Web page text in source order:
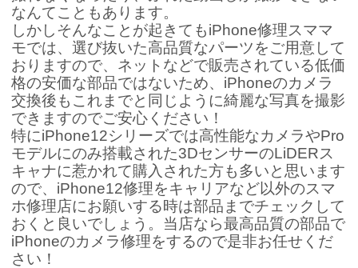
なんてこともあります。
しかしそんなことが起きてもiPhone修理スママ
モでは、選び抜いた高品質なパーツをご用意して
おりますので、ネットなどで販売されている低価
格の安価な部品ではないため、iPhoneのカメラ
交換後もこれまでと同じように綺麗な写真を撮影
できますのでご安心ください！
特にiPhone12シリーズでは高性能なカメラやPro
モデルにのみ搭載された3DセンサーのLiDERス
キャナに惹かれて購入された方も多いと思います
ので、iPhone12修理をキャリアなど以外のスマ
ホ修理店にお願いする時は部品までチェックして
おくと良いでしょう。当店なら最高品質の部品で
iPhoneのカメラ修理をするので是非お任せくだ
さい！